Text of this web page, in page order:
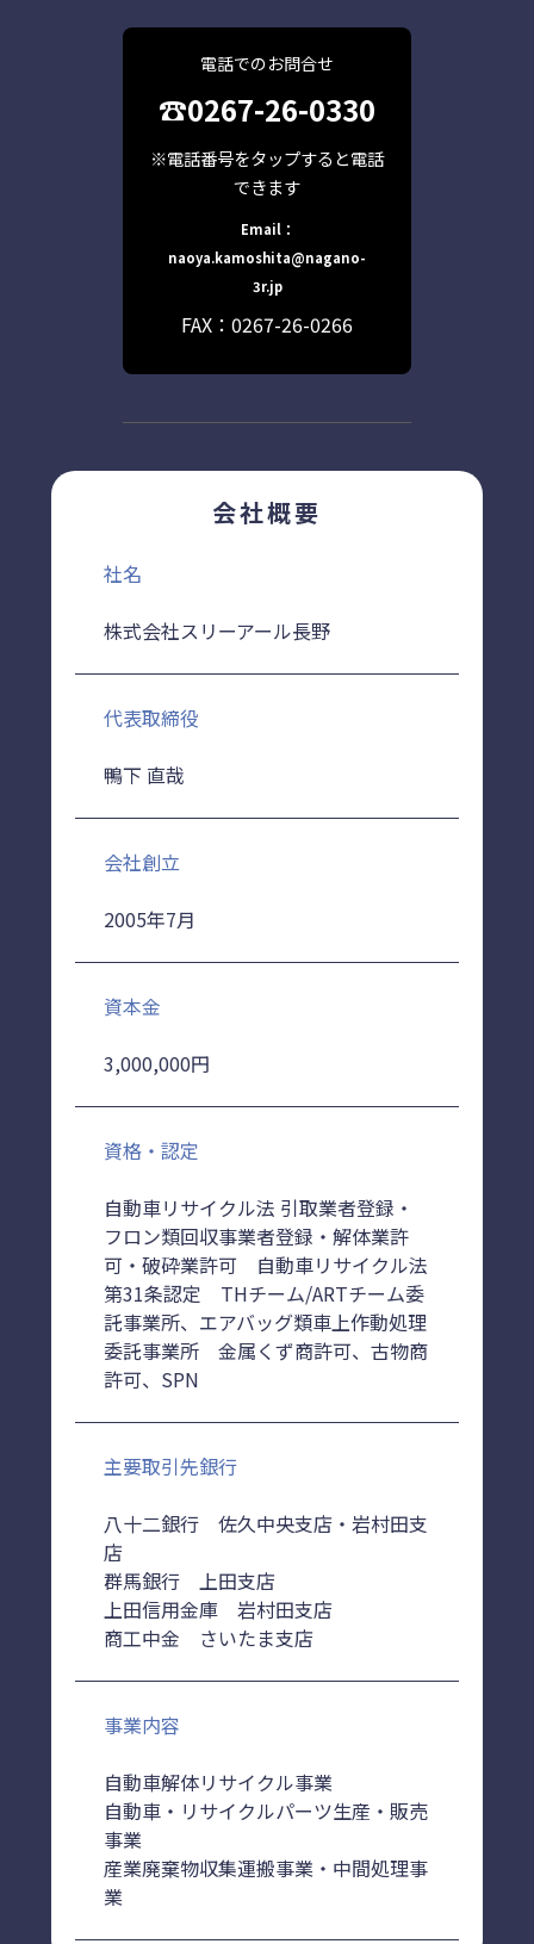
電話でのお問合せ
☎0267-26-0330
※電話番号をタップすると電話
できます
Email：
naoya.kamoshita@nagano-
3r.jp
FAX：0267-26-0266
会社概要
社名
株式会社スリーアール長野
代表取締役
鴨下 直哉
会社創立
2005年7月
資本金
3,000,000円
資格・認定
自動車リサイクル法 引取業者登録・
フロン類回収事業者登録・解体業許
可・破砕業許可 自動車リサイクル法
第31条認定 THチーム/ARTチーム委
託事業所、エアバッグ類車上作動処理
委託事業所 金属くず商許可、古物商
許可、SPN
主要取引先銀行
八十二銀行 佐久中央支店・岩村田支
店
群馬銀行 上田支店
上田信用金庫 岩村田支店
商工中金 さいたま支店
事業内容
自動車解体リサイクル事業
自動車・リサイクルパーツ生産・販売
事業
産業廃棄物収集運搬事業・中間処理事
業